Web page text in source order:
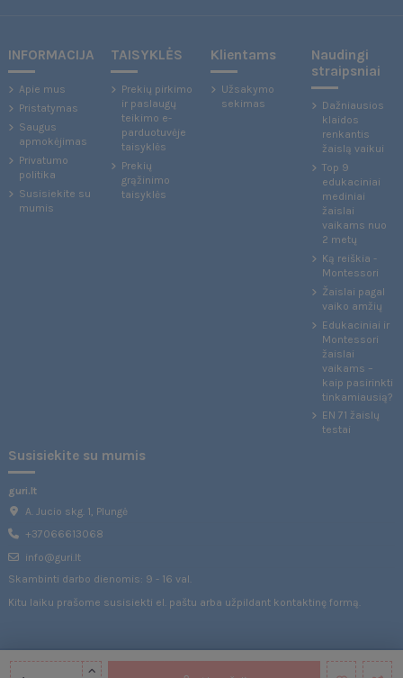
INFORMACIJA
Apie mus
Pristatymas
Saugus
apmokėjimas
Privatumo
politika
Susisiekite su
mumis
TAISYKLĖS
Prekių pirkimo
ir paslaugų
teikimo e-
parduotuvėje
taisyklės
Prekių
grąžinimo
taisyklės
Klientams
Užsakymo
sekimas
Naudingi
straipsniai
Dažniausios
klaidos
renkantis
žaislą vaikui
Top 9
edukaciniai
mediniai
žaislai
vaikams nuo
2 metų
Ką reiškia -
Montessori
Žaislai pagal
vaiko amžių
Edukaciniai ir
Montessori
žaislai
vaikams –
kaip pasirinkti
tinkamiausią?
EN 71 žaislų
testai
Susisiekite su mumis
guri.lt
A. Jucio skg. 1, Plungė
+37066613068
info@guri.lt
Skambinti darbo dienomis: 9 - 16 val.
Kitu laiku prašome susisiekti el. paštu arba užpildant kontaktinę formą